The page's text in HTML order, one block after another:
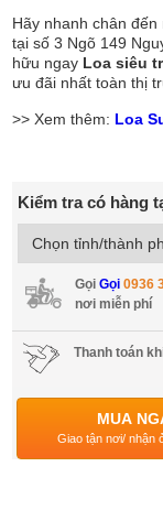
Hãy nhanh chân
tại số 3 Ngõ 149
hữu ngay Loa siêu
ưu đãi nhất toàn thị
>> Xem thêm: Loa
Kiểm tra có hàng
GọiGọi0936
nơi miễn phí
Thanh toán
MUA
Giao tận nơi/ nhận